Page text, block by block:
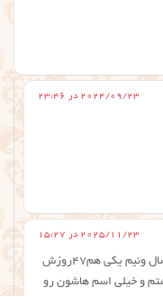
2024/09/23 در 23:46
2025/11/23 در 15:27
سلام من دوتا دختر دارم یکی۶سال ونیم یکی هم۴۷روزش
و خیلی اسم هاشون رو